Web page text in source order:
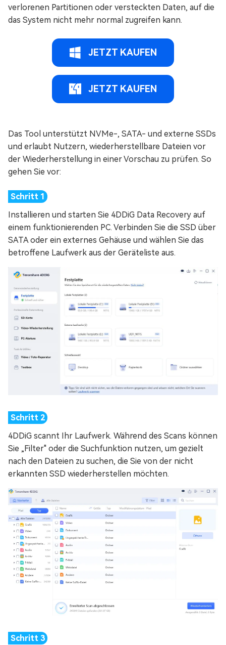
verlorenen Partitionen oder versteckten Daten, auf die
das System nicht mehr normal zugreifen kann.
JETZT KAUFEN
JETZT KAUFEN
Das Tool unterstützt NVMe-, SATA- und externe SSDs
und erlaubt Nutzern, wiederherstellbare Dateien vor
der Wiederherstellung in einer Vorschau zu prüfen. So
gehen Sie vor:
Installieren und starten Sie 4DDiG Data Recovery auf
einem funktionierenden PC. Verbinden Sie die SSD über
SATA oder ein externes Gehäuse und wählen Sie das
betroffene Laufwerk aus der Geräteliste aus.
4DDiG scannt Ihr Laufwerk. Während des Scans können
Sie „Filter" oder die Suchfunktion nutzen, um gezielt
nach den Dateien zu suchen, die Sie von der nicht
erkannten SSD wiederherstellen möchten.